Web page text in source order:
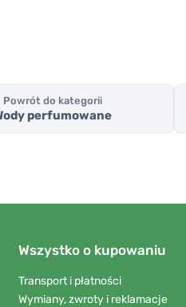
Powrót do kategorii
perfumowane
Wszystko o kupowaniu
Transport i płatności
Wymiany, zwroty i reklamacje